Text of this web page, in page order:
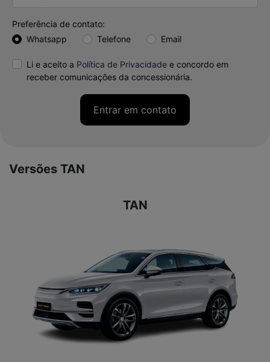
Preferência de contato:
Whatsapp
Telefone Email
Li e aceito a Política de Privacidade e concordo em
receber comunicações da concessionária.
Entrar em contato
Versões TAN
TAN